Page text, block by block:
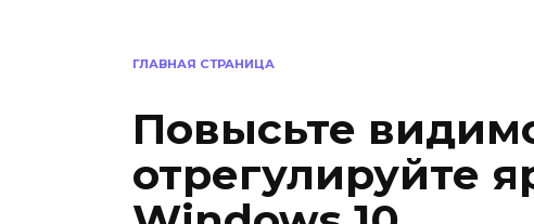
ГЛАВНАЯ СТРАНИЦА
Повысьте
отрегулируйте